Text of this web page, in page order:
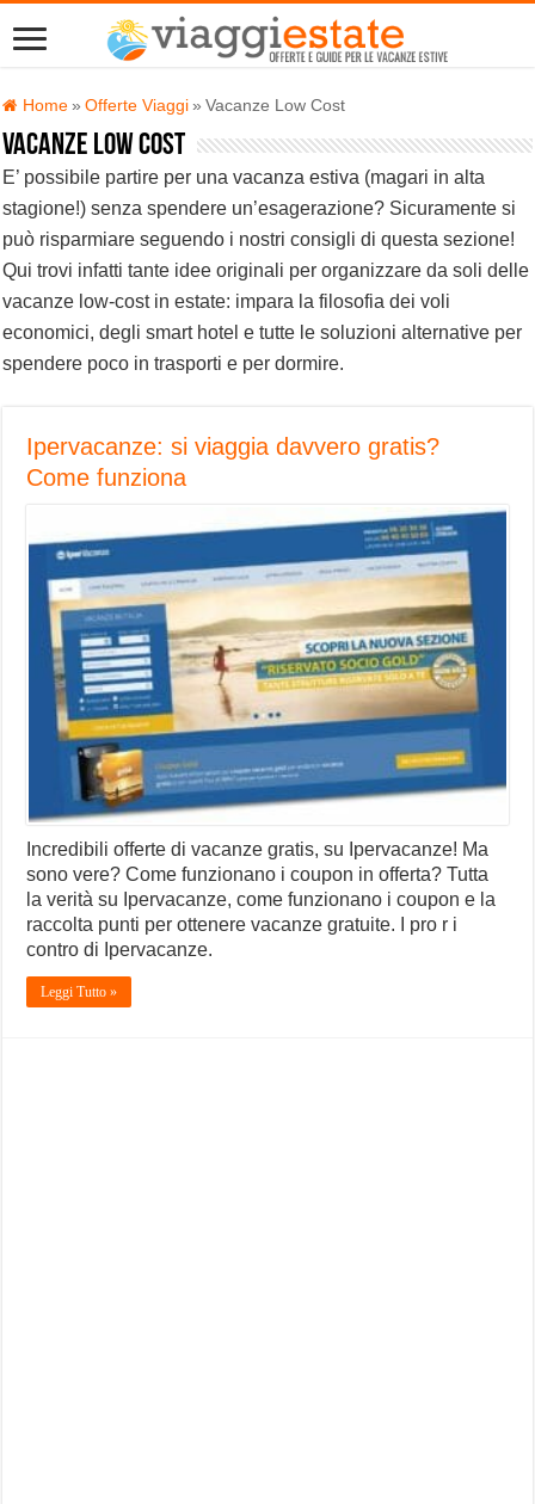
Home » Offerte Viaggi » Vacanze Low Cost
Vacanze Low Cost
E’ possibile partire per una vacanza estiva (magari in alta
stagione!) senza spendere un’esagerazione? Sicuramente si
può risparmiare seguendo i nostri consigli di questa sezione!
Qui trovi infatti tante idee originali per organizzare da soli delle
vacanze low-cost in estate: impara la filosofia dei voli
economici, degli smart hotel e tutte le soluzioni alternative per
spendere poco in trasporti e per dormire.
Ipervacanze: si viaggia davvero gratis?
Come funziona
Incredibili offerte di vacanze gratis, su Ipervacanze! Ma
sono vere? Come funzionano i coupon in offerta? Tutta
la verità su Ipervacanze, come funzionano i coupon e la
raccolta punti per ottenere vacanze gratuite. I pro r i
contro di Ipervacanze.
Leggi Tutto »